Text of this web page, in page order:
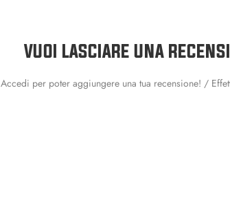
VUOI LASCIARE UNA
Accedi per poter aggiungere una tua recensione! /